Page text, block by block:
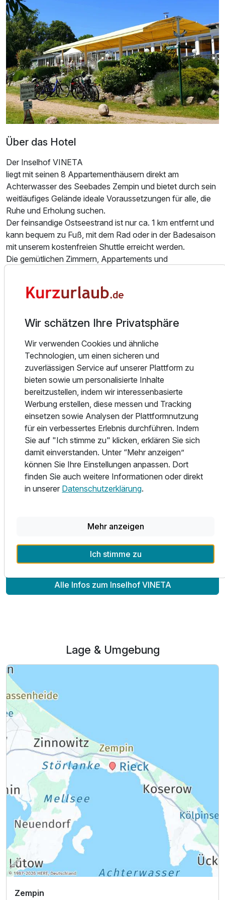
Doppelzimmer mit Terrasse
2 Erwachsene und 1 Kind
Ausstattung
Zusatznächte
Doppelzimmer Standard
2 Erwachsene
Zusatznächte
Für 4 Tage p.P. ab211,90 €
1 Erwachsenen und 1 Kind
Ausstattung
Über das Hotel
Der Inselhof VINETA
liegt mit seinen 8 Appartementhäusern direkt am
Achterwasser des Seebades Zempin und bietet durch sein
weitläufiges Gelände ideale Voraussetzungen für alle, die
Ruhe und Erholung suchen.
Der feinsandige Ostseestrand ist nur ca. 1 km entfernt und
kann bequem zu Fuß, mit dem Rad oder in der Badesaison
mit unserem kostenfreien Shuttle erreicht werden.
Die gemütlichen Zimmern, Appartements und
Ausflugsrestaurant, direkt am Achterwasser. Im Rahmen
der Halbpension freuen Sie sich auf ein 3-Gang-
Auswahlmenü oder ein reichhaltiges Buffet am Abend.
Natürlich genießen Sie ihr Dinner am Meer auch á la carte
täglich ab 12.00 Uhr bei uns. Auch Zuckerschnuten
kommen bei unserem reichhaltigen Kuchen- und
Tortenbuffet am Nachmittag nicht zu kurz.
Mit der VIP-Card zum Abendessen im Rahmen der
Halbpension genießen Sie alkoholfreie Getränke, Bier und
Wein inklusive zum Abendessen.
Herrlich entspannen kann man im Wellnessbereich mit Blick
auf das Achterwasser. Sie freuen sich auf eine Bio-Sauna,
Finnische Sauna und Infrarotkabinen. Anschließend
Wir freuen uns auf Ihren Besuch und heißen Sie herzlich
Alle Infos zum Inselhof VINETA
Lage & Umgebung
Zempin
Wir schätzen Ihre Privatsphäre
Wir verwenden Cookies und ähnliche
Technologien, um einen sicheren und
zuverlässigen Service auf unserer Plattform zu
bieten sowie um personalisierte Inhalte
bereitzustellen, indem wir interessenbasierte
Werbung erstellen, diese messen und Tracking
einsetzen sowie Analysen der Plattformnutzung
für ein verbessertes Erlebnis durchführen. Indem
Sie auf "Ich stimme zu" klicken, erklären Sie sich
damit einverstanden. Unter “Mehr anzeigen”
können Sie Ihre Einstellungen anpassen. Dort
finden Sie auch weitere Informationen oder direkt
in unserer Datenschutzerklärung.
Mehr anzeigen
Ich stimme zu